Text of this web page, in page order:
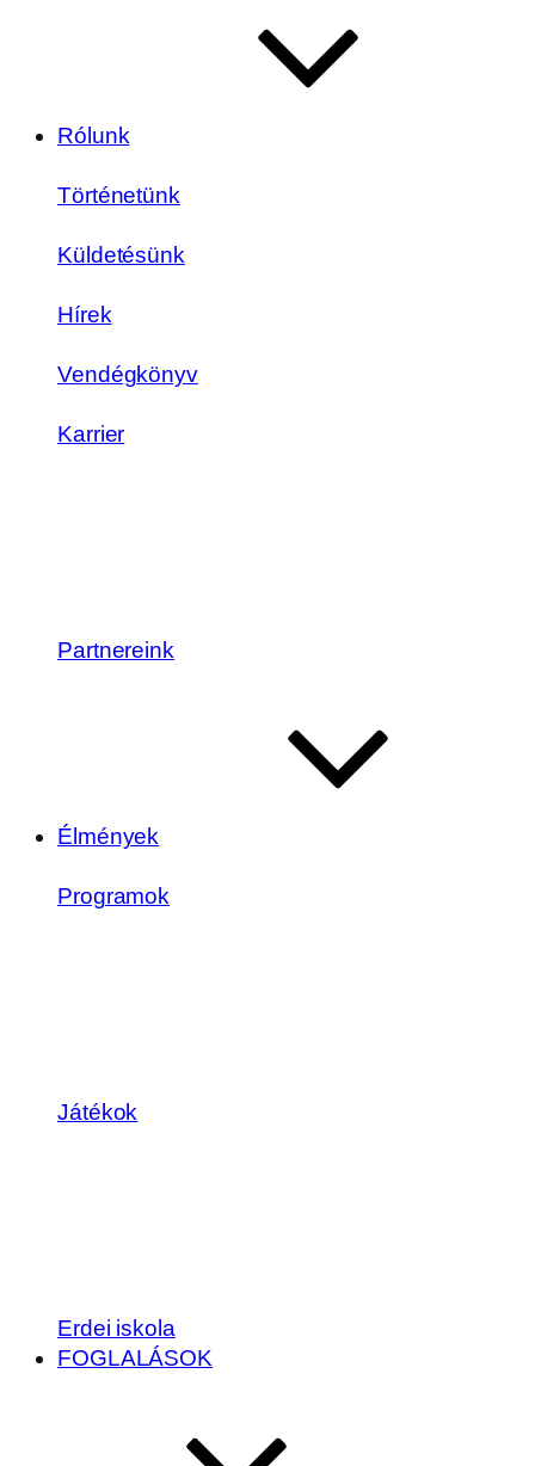
Rólunk
Történetünk
Küldetésünk
Hírek
Vendégkönyv
Karrier
Partnereink
Élmények
Programok
Játékok
Erdei iskola
FOGLALÁSOK